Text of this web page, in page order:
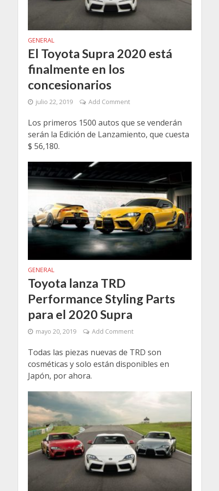
GENERAL
El Toyota Supra 2020 está
finalmente en los
concesionarios
julio 22, 2019 Add Comment
Los primeros 1500 autos que se venderán
serán la Edición de Lanzamiento, que cuesta
$ 56,180.
GENERAL
Toyota lanza TRD
Performance Styling Parts
para el 2020 Supra
mayo 20, 2019 Add Comment
Todas las piezas nuevas de TRD son
cosméticas y solo están disponibles en
Japón, por ahora.